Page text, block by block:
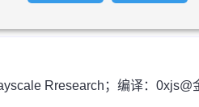
Rresearch；编译：0xjs@